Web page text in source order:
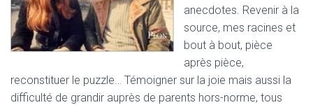
anecdotes. Revenir à la
source, mes racines et
bout à bout, pièce
après pièce,
reconstituer le puzzle… Témoigner sur la joie mais aussi la
difficulté de grandir auprès de parents hors-norme, tous